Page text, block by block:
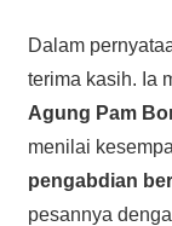
Dalam
terima kasih. Ia
Agung Pam
menilai
pengabdian
pesannya